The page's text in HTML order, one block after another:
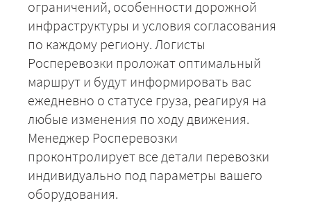
ограничений, особенности дорожной
инфраструктуры и условия согласования
по каждому региону. Логисты
Росперевозки проложат оптимальный
маршрут и будут информировать вас
ежедневно о статусе груза, реагируя на
любые изменения по ходу движения.
Менеджер Росперевозки
проконтролирует все детали перевозки
индивидуально под параметры вашего
оборудования.